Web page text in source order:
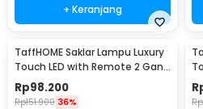
+ Keranjang
TaffHOME Saklar Lampu Luxury
Touch LED with Remote 2 Gang
- XJG-DH001
Rp98.200
Rp151.900 36%
-
Rp